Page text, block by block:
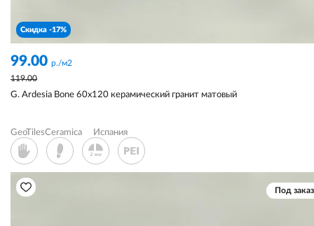
Скидка -17%
99.00 р./м2
119.00
G. Ardesia Bone 60x120 керамический гранит матовый
GeoTilesCeramica Испания
Под заказ